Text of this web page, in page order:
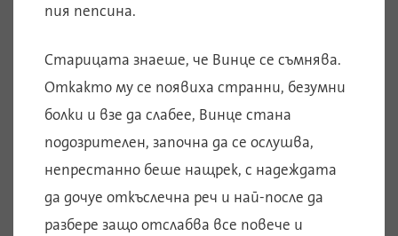
пия пепсина.
Старицата знаеше, че Винце се съмнява.
Откакто му се появиха странни, безумни
болки и взе да слабее, Винце стана
подозрителен, започна да се ослушва,
непрестанно беше нащрек, с надеждата
да дочуе откъслечна реч и най-после да
разбере защо отслабва все повече и